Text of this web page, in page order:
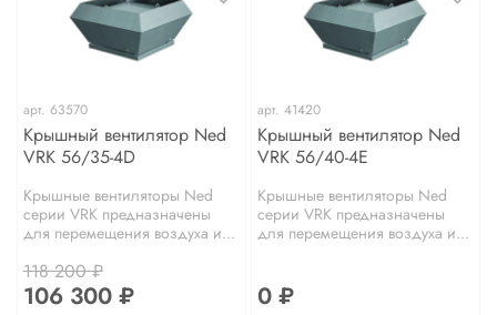
арт. 63570
Крышный вентилятор Ned
VRK 56/35-4D
Крышные вентиляторы Ned
серии VRK предназначены
для перемещения воздуха и...
118 200 ₽
106 300 ₽
арт. 41420
Крышный вентилятор Ned
VRK 56/40-4E
Крышные вентиляторы Ned
серии VRK предназначены
для перемещения воздуха и...
0 ₽